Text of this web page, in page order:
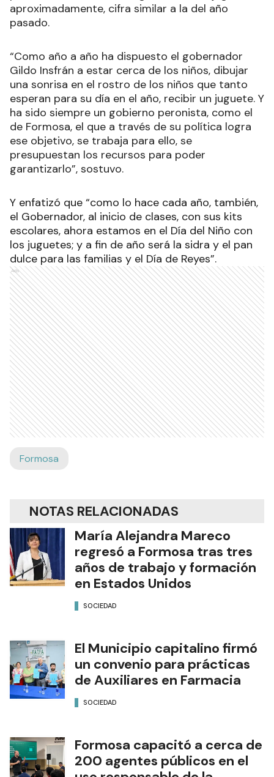
aproximadamente, cifra similar a la del año
pasado.
“Como año a año ha dispuesto el gobernador
Gildo Insfrán a estar cerca de los niños, dibujar
una sonrisa en el rostro de los niños que tanto
esperan para su día en el año, recibir un juguete. Y
ha sido siempre un gobierno peronista, como el
de Formosa, el que a través de su política logra
ese objetivo, se trabaja para ello, se
presupuestan los recursos para poder
garantizarlo”, sostuvo.
Y enfatizó que “como lo hace cada año, también,
el Gobernador, al inicio de clases, con sus kits
escolares, ahora estamos en el Día del Niño con
los juguetes; y a fin de año será la sidra y el pan
dulce para las familias y el Día de Reyes”.
Ads
Formosa
NOTAS RELACIONADAS
María Alejandra Mareco
regresó a Formosa tras tres
años de trabajo y formación
en Estados Unidos
SOCIEDAD
El Municipio capitalino firmó
un convenio para prácticas
de Auxiliares en Farmacia
SOCIEDAD
Formosa capacitó a cerca de
200 agentes públicos en el